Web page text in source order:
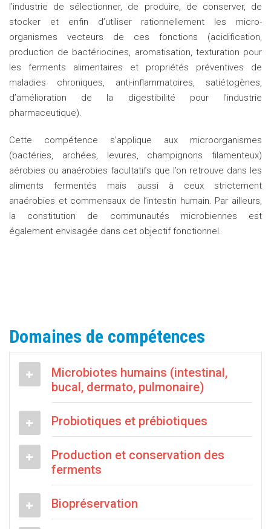
l’industrie de sélectionner, de produire, de conserver, de
stocker et enfin d’utiliser rationnellement les micro-
organismes vecteurs de ces fonctions (acidification,
production de bactériocines, aromatisation, texturation pour
les ferments alimentaires et propriétés préventives de
maladies chroniques, anti-inflammatoires, satiétogènes,
d’amélioration de la digestibilité pour l’industrie
pharmaceutique).
Cette compétence s’applique aux microorganismes
(bactéries, archées, levures, champignons filamenteux)
aérobies ou anaérobies facultatifs que l’on retrouve dans les
aliments fermentés mais aussi à ceux strictement
anaérobies et commensaux de l’intestin humain. Par ailleurs,
la constitution de communautés microbiennes est
également envisagée dans cet objectif fonctionnel.
Domaines de compétences
Microbiotes humains (intestinal,
bucal, dermato, pulmonaire)
Probiotiques et prébiotiques
Production et conservation des
ferments
Biopréservation